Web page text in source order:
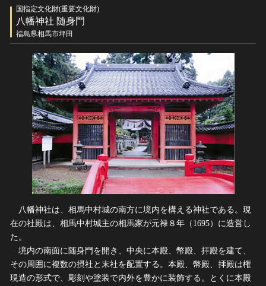
国指定文化財(重要文化財)
八幡神社 随身門
福島県相馬市坪田
八幡神社は、相馬中村城の南方に境内を構える神社である。現
在の社殿は、相馬中村城主の相馬家が元禄８年（1695）に造営し
た。
境内の南面に随身門を開き、中央に本殿、幣殿、拝殿を建て、
その周囲に複数の摂社と末社を配置する。本殿、幣殿、拝殿は権
現造の形式で、彫刻や塗装で内外を豊かに装飾する。とくに本殿